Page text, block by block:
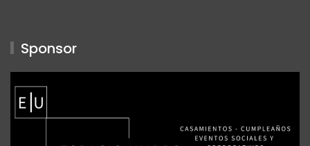
Sponsor